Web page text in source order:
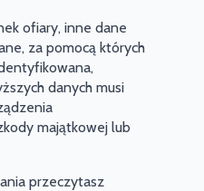
ofiary, inne dane
za pomocą których
danych musi
majątkowej lub
przeczytasz